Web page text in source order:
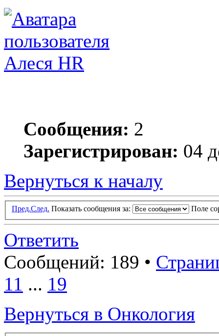
Алеся HR
Сообщения: 2
Зарегистрирован: 04
Вернуться к началу
Пред.След. Показать сообщения за: Поле
Ответить
Сообщений: 189 •
11 ... 19
Вернуться в Онкология